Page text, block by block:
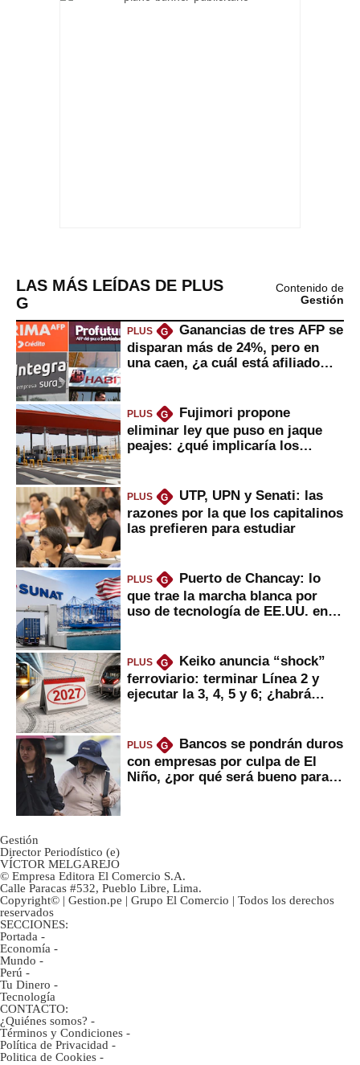
LAS MÁS LEÍDAS DE PLUS
G
Contenido de
Gestión
PLUS G
Ganancias de tres AFP se
disparan más de 24%, pero en
una caen, ¿a cuál está afiliado
PLUS G
Fujimori propone
eliminar ley que puso en jaque
peajes: ¿qué implicaría los
PLUS G
UTP, UPN y Senati: las
razones por la que los capitalinos
las prefieren para estudiar
PLUS G
Puerto de Chancay: lo
que trae la marcha blanca por
uso de tecnología de EE.UU. en
PLUS G
Keiko anuncia “shock”
ferroviario: terminar Línea 2 y
ejecutar la 3, 4, 5 y 6; ¿habrá
PLUS G
Bancos se pondrán duros
con empresas por culpa de El
Niño, ¿por qué será bueno para
Gestión
Director Periodístico (e)
VÍCTOR MELGAREJO
© Empresa Editora El Comercio S.A.
Calle Paracas #532, Pueblo Libre, Lima.
Copyright© | Gestion.pe | Grupo El Comercio | Todos los derechos
reservados
SECCIONES:
Portada -
Economía -
Mundo -
Perú -
Tu Dinero -
Tecnología
CONTACTO:
¿Quiénes somos? -
Términos y Condiciones -
Política de Privacidad -
Politica de Cookies -